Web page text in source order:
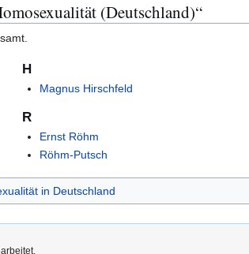
(Deutschland)“
H
Magnus Hirschfeld
R
Ernst Röhm
Röhm-Putsch
in Deutschland